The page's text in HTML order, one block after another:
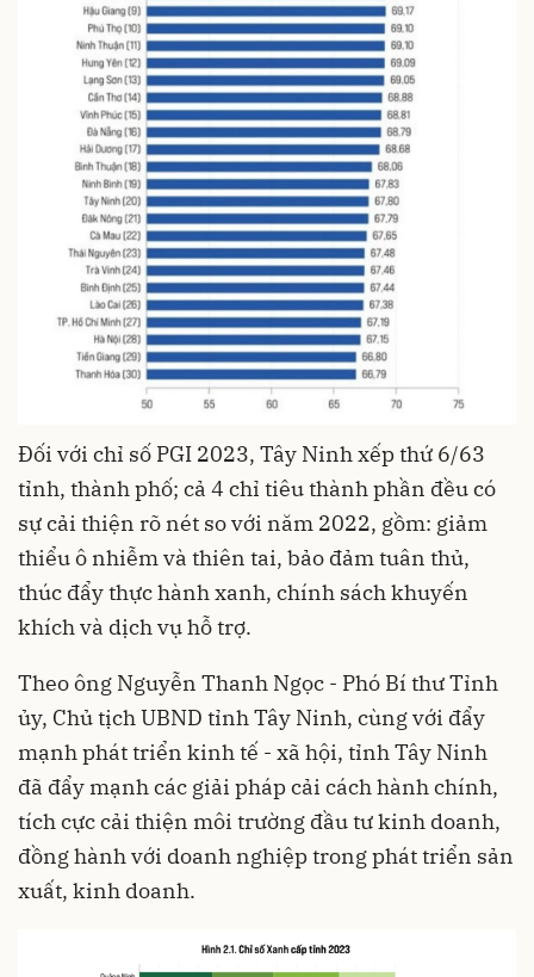
Đối với chỉ số PGI 2023, Tây Ninh xếp thứ 6/63
tỉnh, thành phố; cả 4 chỉ tiêu thành phần đều có
sự cải thiện rõ nét so với năm 2022, gồm: giảm
thiểu ô nhiễm và thiên tai, bảo đảm tuân thủ,
thúc đẩy thực hành xanh, chính sách khuyến
khích và dịch vụ hỗ trợ.
Theo ông Nguyễn Thanh Ngọc - Phó Bí thư Tỉnh
ủy, Chủ tịch UBND tỉnh Tây Ninh, cùng với đẩy
mạnh phát triển kinh tế - xã hội, tỉnh Tây Ninh
đã đẩy mạnh các giải pháp cải cách hành chính,
tích cực cải thiện môi trường đầu tư kinh doanh,
đồng hành với doanh nghiệp trong phát triển sản
xuất, kinh doanh.